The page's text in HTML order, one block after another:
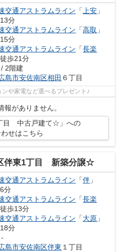
交通アストラムライン 「 上安 」
分
交通アストラムライン 「高取 」
分
交通アストラムライン 「長楽
徒歩21分
2階建
島市安佐南区相田 ６丁目
や家電など選べるプレゼント♪
報がありません。
目 中古戸建て☆」への
せはこちら
伴東1丁目 新築分譲☆
交通アストラムライン 「伴 」
分
交通アストラムライン 「長楽
徒歩13分
交通アストラムライン 「大原 」
分
島市安佐南区伴東 １丁目